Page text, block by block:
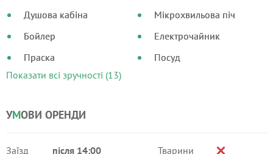
Душова кабіна
Бойлер
Праска
Мікрохвильова піч
Електрочайник
Посуд
Показати всі зручності (13)
УМОВИ ОРЕНДИ
Заїзд
після 14:00
Тварини